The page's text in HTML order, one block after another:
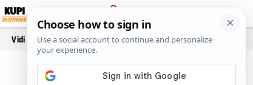
PRIJAVA
Vidi još…